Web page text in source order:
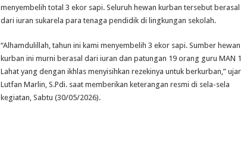
menyembelih total 3 ekor sapi. Seluruh hewan kurban tersebut berasal
dari iuran sukarela para tenaga pendidik di lingkungan sekolah.
“Alhamdulillah, tahun ini kami menyembelih 3 ekor sapi. Sumber hewan
kurban ini murni berasal dari iuran dan patungan 19 orang guru MAN 1
Lahat yang dengan ikhlas menyisihkan rezekinya untuk berkurban,” ujar
Lutfan Marlin, S.Pdi. saat memberikan keterangan resmi di sela-sela
kegiatan, Sabtu (30/05/2026).